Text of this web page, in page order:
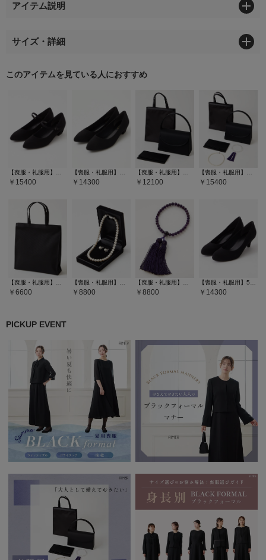
アイテム説明
サイズ・詳細
このアイテムを見ている人におすすめ
【喪服・礼服用】ストラップ付きブラックフォーマルシューズ
15400
【喪服・礼服用】ブラックフォーマルパンプス
14300
【喪服・礼服用】【WEB限定】ラウンドフラップブラックバッグ３点セット(サブバッグ・袱紗）
12100
【喪服・礼服用】【WEB限定】ラウンドフラップブラックバッグ5点セット(サブバッグ・袱紗・ネックレス・念珠）
15400
6600 8800 8800 14300
PICKUP EVENT